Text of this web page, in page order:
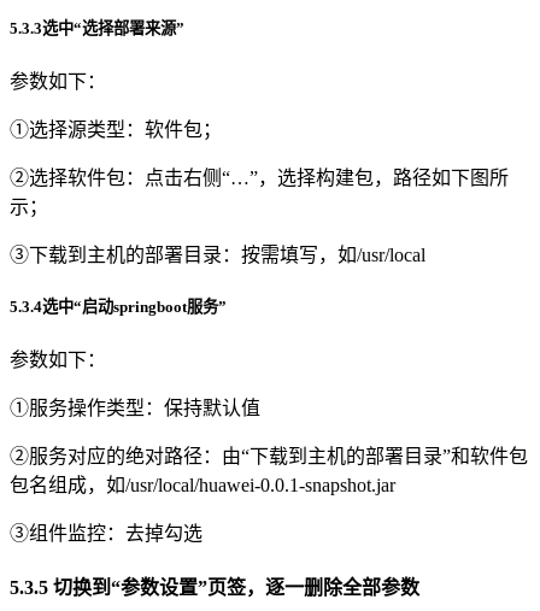
5.3.3选中“选择部署来源”
参数如下：
①选择源类型：软件包；
②选择软件包：点击右侧“…”，选择构建包，路径如下图所
示；
③下载到主机的部署目录：按需填写，如/usr/local
5.3.4选中“启动springboot服务”
参数如下：
①服务操作类型：保持默认值
②服务对应的绝对路径：由“下载到主机的部署目录”和软件包
包名组成，如/usr/local/huawei-0.0.1-snapshot.jar
③组件监控：去掉勾选
5.3.5 切换到“参数设置”页签，逐一删除全部参数